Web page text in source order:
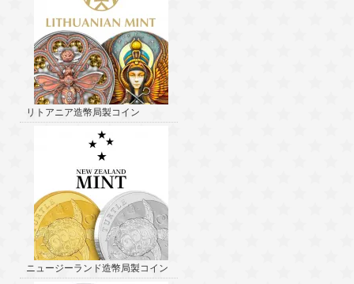
リトアニア造幣局製コイン
ニュージーランド造幣局製コイン